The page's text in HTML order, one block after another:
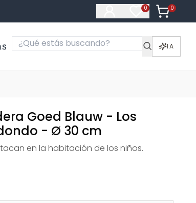
0
Artículos en
0
Artículos
IA
Goed Blauw - Los
- Ø 30 cm
en la habitación de los niños.